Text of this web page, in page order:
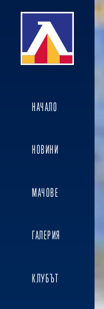
НАЧАЛО
НОВИНИ
МАЧОВЕ
ГАЛЕРИЯ
КЛУБЪТ